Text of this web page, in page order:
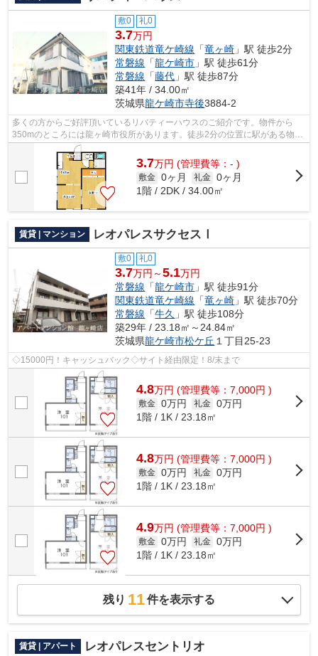
敷0 礼0
3.7万円
関東鉄道竜ケ崎線 「竜ヶ崎 」駅 徒歩2分
常磐線 「龍ケ崎市 」駅 徒歩61分
常磐線 「藤代 」駅 徒歩87分
築41年 / 34.00㎡
茨城県龍ケ崎市寺後3884-2
多くの方からご好評頂いているリバティーハウスのご紹介です。物件から
350mのところには龍ヶ崎市役所があります。徒歩2分の位置に駅がある物件
です。使い勝手の良いアパートでイチオシ...
3.7万円 (管理費等：- )
敷金 0ヶ月 礼金 0ヶ月
1階 / 2DK / 34.00㎡
賃貸 | マンション レオパレスサクセスⅠ
敷0 礼0
3.7万円～5.1万円
常磐線 「龍ケ崎市 」駅 徒歩91分
関東鉄道竜ケ崎線 「竜ヶ崎 」駅 徒歩70分
常磐線 「牛久 」駅 徒歩108分
築29年 / 23.18㎡～24.84㎡
茨城県龍ケ崎市松ケ丘 １丁目25-23
◇15000円！キャッシュバック◇サイト経由限定！8/末まで
4.8万円 (管理費等：7,000円 )
敷金 0万円 礼金 0万円
1階 / 1K / 23.18㎡
4.8万円 (管理費等：7,000円 )
敷金 0万円 礼金 0万円
1階 / 1K / 23.18㎡
4.9万円 (管理費等：7,000円 )
敷金 0万円 礼金 0万円
1階 / 1K / 23.18㎡
残り 11件を表示する
賃貸 | アパート レオパレスセントリオ